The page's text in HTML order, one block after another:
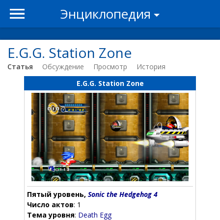
Энциклопедия
E.G.G. Station Zone
Статья Обсуждение Просмотр
История
E.G.G. Station Zone
Пятый уровень, Sonic the Hedgehog 4
Число актов: 1
Тема уровня: Death Egg